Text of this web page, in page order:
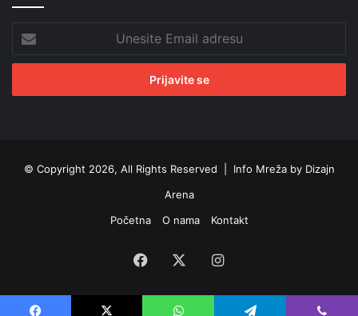
Email
adresu
© Copyright 2026, All Rights Reserved | Info Mreža by Dizajn
Arena
Početna
O nama Kontakt
Facebook Instagram